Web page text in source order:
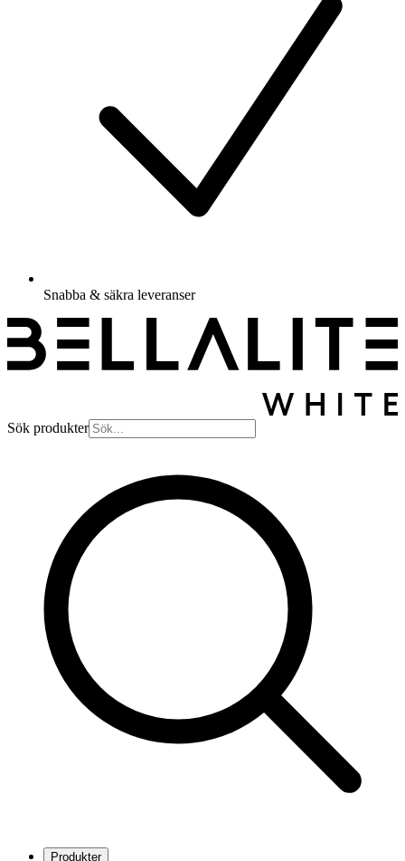
Snabba & säkra leveranser
Sök produkter
Produkter